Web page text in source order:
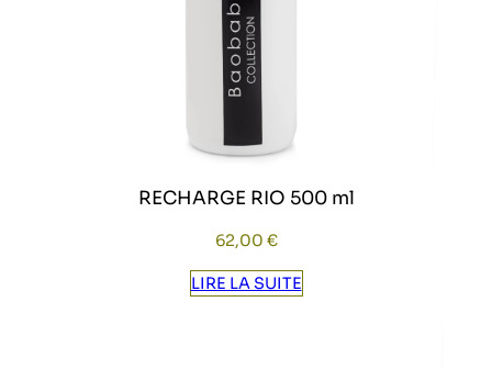
RECHARGE RIO 500 ml
62,00 €
LIRE LA SUITE